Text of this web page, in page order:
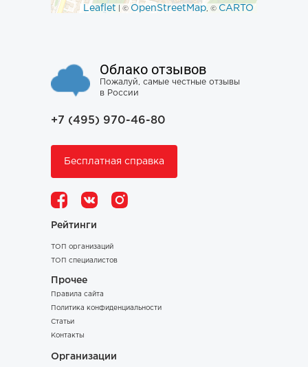
Leaflet | © OpenStreetMap , © CARTO
Облако отзывов
Пожалуй, самые честные отзывы
в России
+7 (495) 970-46-80
Бесплатная справка
Рейтинги
ТОП организаций
ТОП специалистов
Прочее
Правила сайта
Политика конфиденциальности
Статьи
Контакты
Организации